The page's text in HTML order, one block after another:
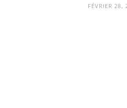
FÉVRIER 28,